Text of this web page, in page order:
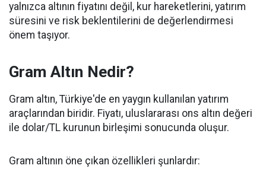
yalnızca altının fiyatını değil, kur hareketlerini, yatırım
süresini ve risk beklentilerini de değerlendirmesi
önem taşıyor.
Gram Altın Nedir?
Gram altın, Türkiye'de en yaygın kullanılan yatırım
araçlarından biridir. Fiyatı, uluslararası ons altın değeri
ile dolar/TL kurunun birleşimi sonucunda oluşur.
Gram altının öne çıkan özellikleri şunlardır: